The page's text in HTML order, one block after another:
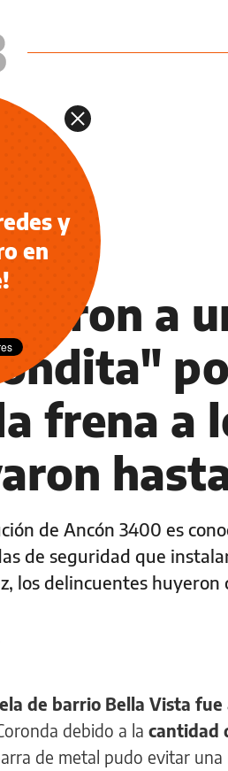
a
frena a
de Ancón 3400 es
de seguridad que
los delincuentes
de barrio Bella Vista
debido a la cantidad
de metal pudo evitar una
y
en